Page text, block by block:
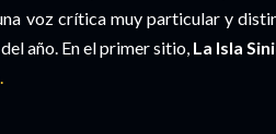
voz crítica muy particular y
año. En el primer sitio, La Isla